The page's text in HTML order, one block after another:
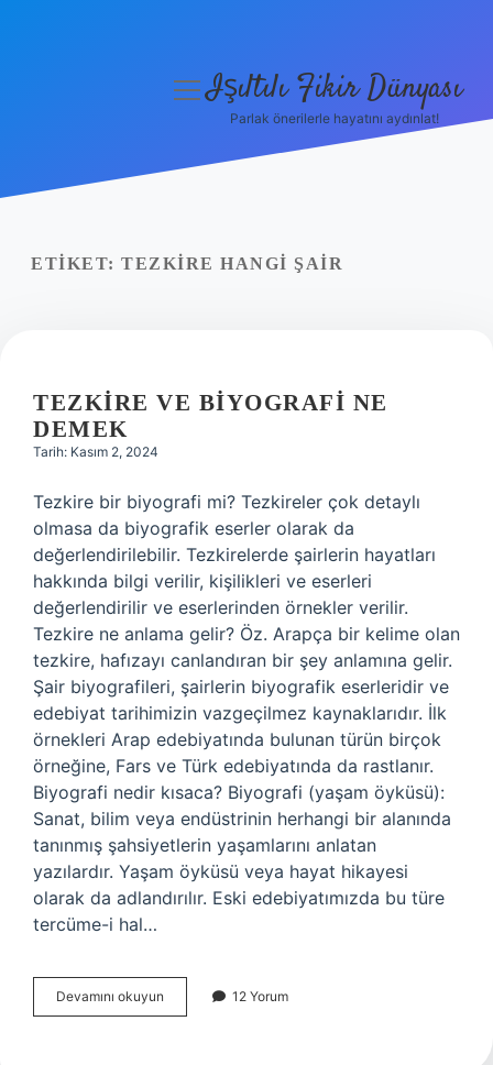
Yasal Uyarı
menüyüIşıltılı Fikir Dünyası
Parlak önerilerle hayatını aydınlat!
ETIKET: TEZKIRE HANGI ŞAIR
TEZKIRE VE BIYOGRAFI NE
DEMEK
Tarih: Kasım 2, 2024
Tezkire bir biyografi mi? Tezkireler çok detaylı
olmasa da biyografik eserler olarak da
değerlendirilebilir. Tezkirelerde şairlerin hayatları
hakkında bilgi verilir, kişilikleri ve eserleri
değerlendirilir ve eserlerinden örnekler verilir.
Tezkire ne anlama gelir? Öz. Arapça bir kelime olan
tezkire, hafızayı canlandıran bir şey anlamına gelir.
Şair biyografileri, şairlerin biyografik eserleridir ve
edebiyat tarihimizin vazgeçilmez kaynaklarıdır. İlk
örnekleri Arap edebiyatında bulunan türün birçok
örneğine, Fars ve Türk edebiyatında da rastlanır.
Biyografi nedir kısaca? Biyografi (yaşam öyküsü):
Sanat, bilim veya endüstrinin herhangi bir alanında
tanınmış şahsiyetlerin yaşamlarını anlatan
yazılardır. Yaşam öyküsü veya hayat hikayesi
olarak da adlandırılır. Eski edebiyatımızda bu türe
tercüme-i hal…
Devamını okuyun
Ve
12 Yorum